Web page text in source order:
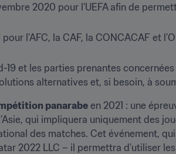
2020 pour l’UEFA afin de
l’AFC, la CAF, la CONCACAF et
et les parties prenantes
alternatives et, si besoin, à
panarabe en 2021 : une
qui impliquera uniquement des
des matches. Cet événement, qui
2022 LLC – il permettra d’utiliser